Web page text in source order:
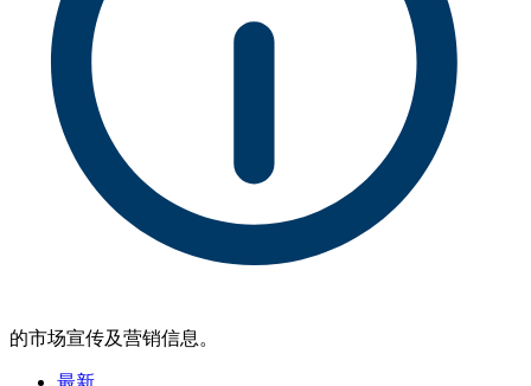
的市场宣传及营销信息。